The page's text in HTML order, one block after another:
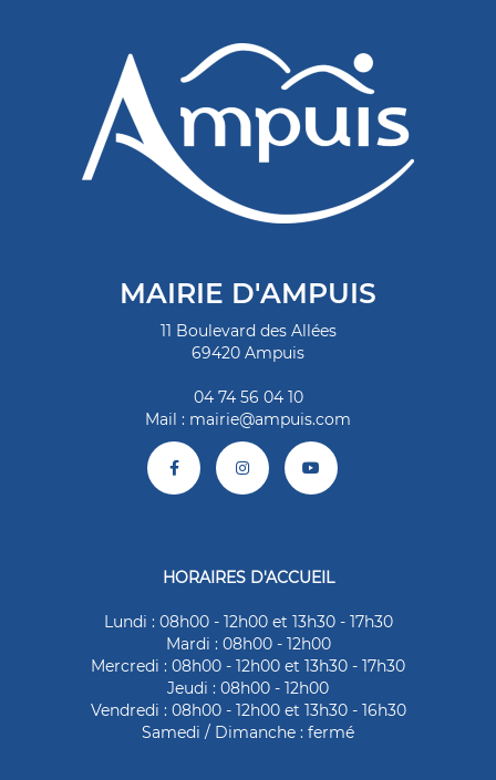
MAIRIE D'AMPUIS
11 Boulevard des Allées
69420 Ampuis
04 74 56 04 10
Mail : mairie@ampuis.com
HORAIRES D'ACCUEIL
Lundi : 08h00 - 12h00 et 13h30 - 17h30
Mardi : 08h00 - 12h00
Mercredi : 08h00 - 12h00 et 13h30 - 17h30
Jeudi : 08h00 - 12h00
Vendredi : 08h00 - 12h00 et 13h30 - 16h30
Samedi / Dimanche : fermé